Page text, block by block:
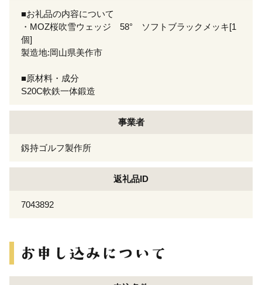
■お礼品の内容について
・MOZ桜吹雪ウェッジ 58° ソフトブラックメッキ[1
個]
製造地:岡山県美作市
■原材料・成分
S20C軟鉄一体鍛造
事業者
釼持ゴルフ製作所
返礼品ID
7043892